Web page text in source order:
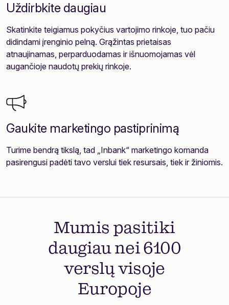
Uždirbkite daugiau
Skatinkite teigiamus pokyčius vartojimo rinkoje, tuo pačiu
didindami įrenginio pelną. Grąžintas prietaisas
atnaujinamas, perparduodamas ir išnuomojamas vėl
augančioje naudotų prekių rinkoje.
Gaukite marketingo pastiprinimą
Turime bendrą tikslą, tad „Inbank“ marketingo komanda
pasirengusi padėti tavo verslui tiek resursais, tiek ir žiniomis.
Mumis pasitiki
daugiau nei 6100
verslų visoje
Europoje